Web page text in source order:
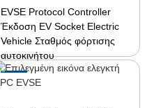
EVSE Protocol Controller
Έκδοση EV Socket Electric
Vehicle Σταθμός φόρτισης
αυτοκινήτου